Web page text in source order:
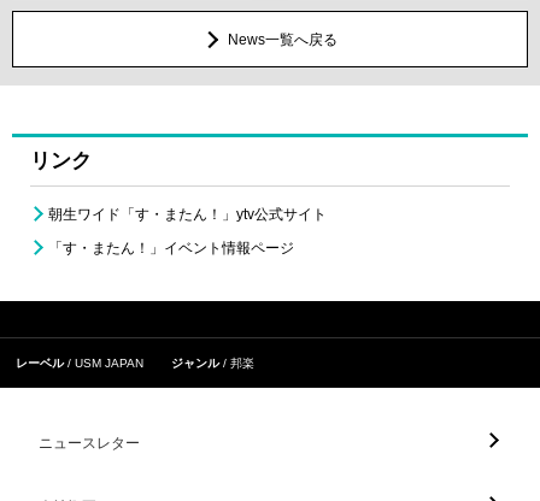
News一覧へ戻る
リンク
朝生ワイド「す・またん！」ytv公式サイト
「す・またん！」イベント情報ページ
レーベル USM JAPAN ジャンル 邦楽
ニュースレター